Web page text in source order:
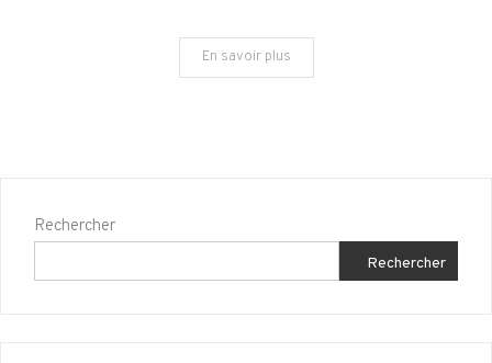
En savoir plus
Rechercher
Rechercher